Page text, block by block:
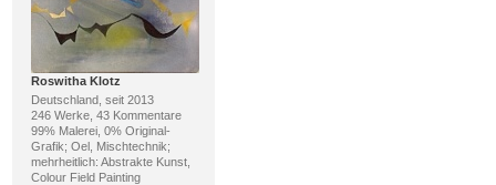
Roswitha Klotz
Deutschland, seit 2013
246 Werke, 43 Kommentare
99% Malerei, 0% Original-
Grafik; Oel, Mischtechnik;
mehrheitlich: Abstrakte Kunst,
Colour Field Painting